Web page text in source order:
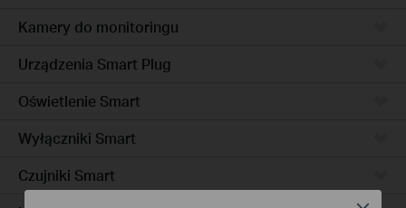
Kamery do monitoringu
Urządzenia Smart Plug
Oświetlenie Smart
Wyłączniki Smart
Czujniki Smart